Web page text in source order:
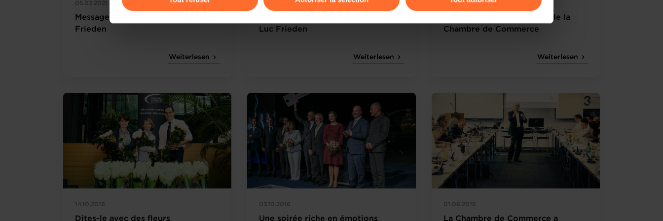
personnelles, vous pouvez consulter notreCharte d’usage des cookies
Politique de protection des données
05.02.2021
Message vidéo du Président Luc
Frieden
Weiterlesen
08.05.2020
Luc Frieden
Weiterlesen
03.04.2019
Luc Frieden élu président de la
Chambre de Commerce
Weiterlesen
14.10.2016
Dites-le avec des fleurs
03.10.2016
Une soirée riche en émotions
01.06.2016
La Chambre de Commerce a